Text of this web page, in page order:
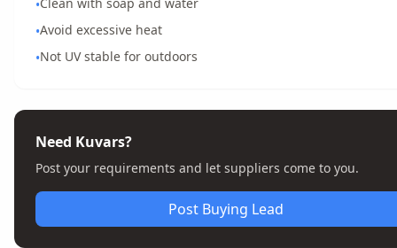
•
•Avoid excessive heat
•Not UV stable for outdoors
Need Kuvars?
Post your requirements and let suppliers come to you.
Post Buying Lead